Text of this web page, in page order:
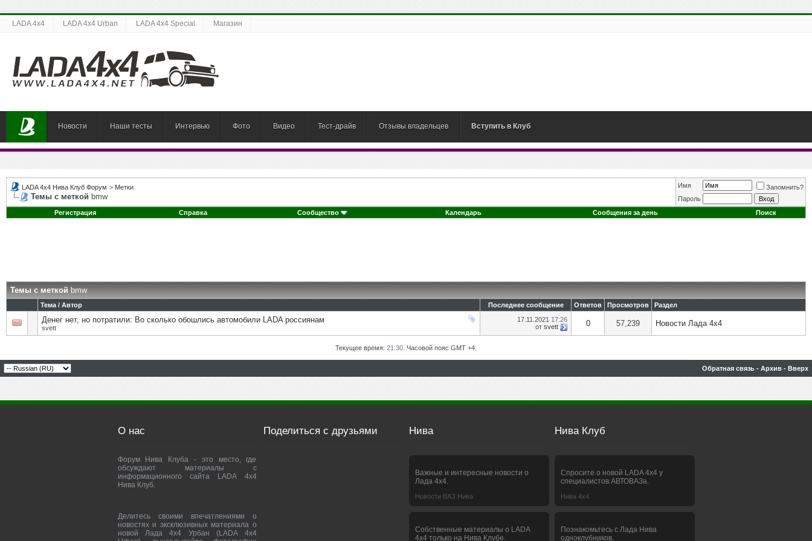
LADA 4x4 LADA 4x4 Urban LADA 4x4 Special Магазин
Новости Наши тесты Интервью Фото Видео Тест-драйв Отзывы владельцев Вступить в Клуб
LADA 4x4 Нива Клуб Форум > Метки
Темы с меткой bmw
Имя
Запомнить?
Пароль
Регистрация
Справка Сообщество Календарь Сообщения за день Поиск
Темы с меткойbmw
Тема / Автор Последнее сообщение Ответов Просмотров Раздел
Денег нет, но потратили: Во сколько обошлись автомобили LADA россиянам
svett
17.11.2021 17:26
от svett 0 57,239 Новости Лада 4х4
Текущее время: 21:30 . Часовой пояс GMT +4.
Обратная связь - Архив - Вверх
О нас
Форум Нива Клуба - это место, где
обсуждают материалы с
информационного сайта LADA 4x4
Нива Клуб.
Делитесь своими впечатлениями о
новостях и эксклюзивных материала о
новой Лада 4х4 Урбан (LADA 4x4
Поделиться с друзьями Нива
Важные и интересные новости о
Лада 4х4.
Новости ВАЗ Нива
Собственные материалы о LADA
4x4 только на Нива Клубе.
Нива Клуб
Спросите о новой LADA 4x4 у
специалистов АВТОВАЗа.
Нива 4х4
Познакомьтесь с Лада Нива
одноклубников.